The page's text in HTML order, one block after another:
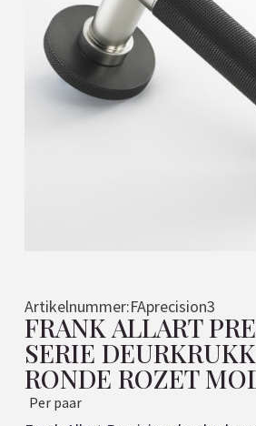
Artikelnummer:FAprecision3
FRANK ALLART
SERIE
RONDE ROZET
Per paar